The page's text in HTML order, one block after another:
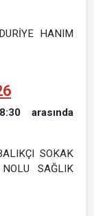
HANIM
arasında
SOKAK
SAĞLIK